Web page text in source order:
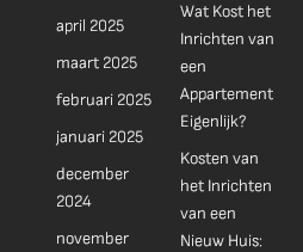
april 2025
maart 2025
februari 2025
januari 2025
december
2024
november
Wat Kost het
Inrichten van
een
Appartement
Eigenlijk?
Kosten van
het Inrichten
van een
Nieuw Huis: